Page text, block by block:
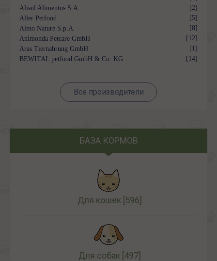
Alisul Alimentos S.A.
[2]
Aller Petfood
[5]
Almo Nature S.p.A.
[8]
Animonda Petcare GmbH
[12]
Aras Tiernahrung GmbH
[1]
BEWITAL petfood GmbH & Co. KG
[14]
Все производители
БАЗА КОРМОВ
Для кошек [596]
Для собак [497]